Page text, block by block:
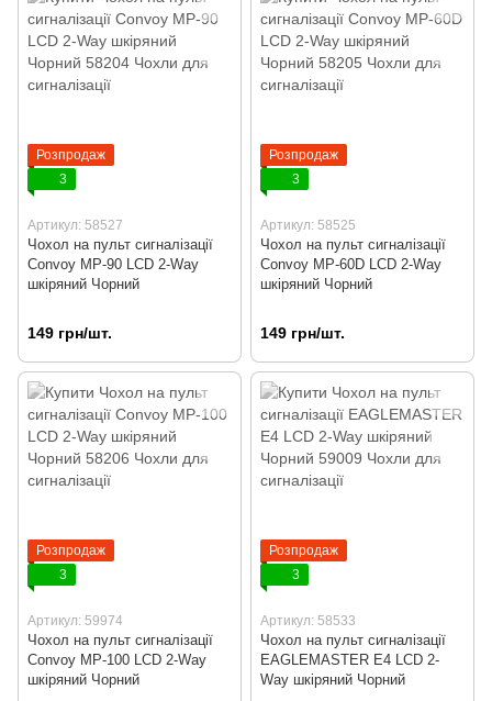
Розпродаж
3
Артикул: 58527
Чохол на пульт сигналізації
Convoy MP-90 LCD 2-Way
шкіряний Чорний
149 грн/шт.
Розпродаж
3
Артикул: 58525
Чохол на пульт сигналізації
Convoy MP-60D LCD 2-Way
шкіряний Чорний
149 грн/шт.
Розпродаж
3
Артикул: 59974
Чохол на пульт сигналізації
Convoy MP-100 LCD 2-Way
шкіряний Чорний
Розпродаж
3
Артикул: 58533
Чохол на пульт сигналізації
EAGLEMASTER E4 LCD 2-
Way шкіряний Чорний